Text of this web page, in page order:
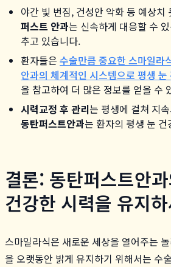
야간 빛 번짐, 건성안 악화 등 예상치
퍼스트 안과는 신속하게 대응할 수
추고 있습니다.
환자들은 수술만큼 중요한 스마일라
안과의 체계적인 시스템으로 평생
을 참고하여 더 많은 정보를 얻을 수
시력교정 후 관리는 평생에 걸쳐 지
동탄퍼스트안과는 환자의 평생 눈
결론: 동탄퍼스트안
건강한 시력을 유지
스마일라식은 새로운 세상을 열어주는
을 오랫동안 밝게 유지하기 위해서는 수